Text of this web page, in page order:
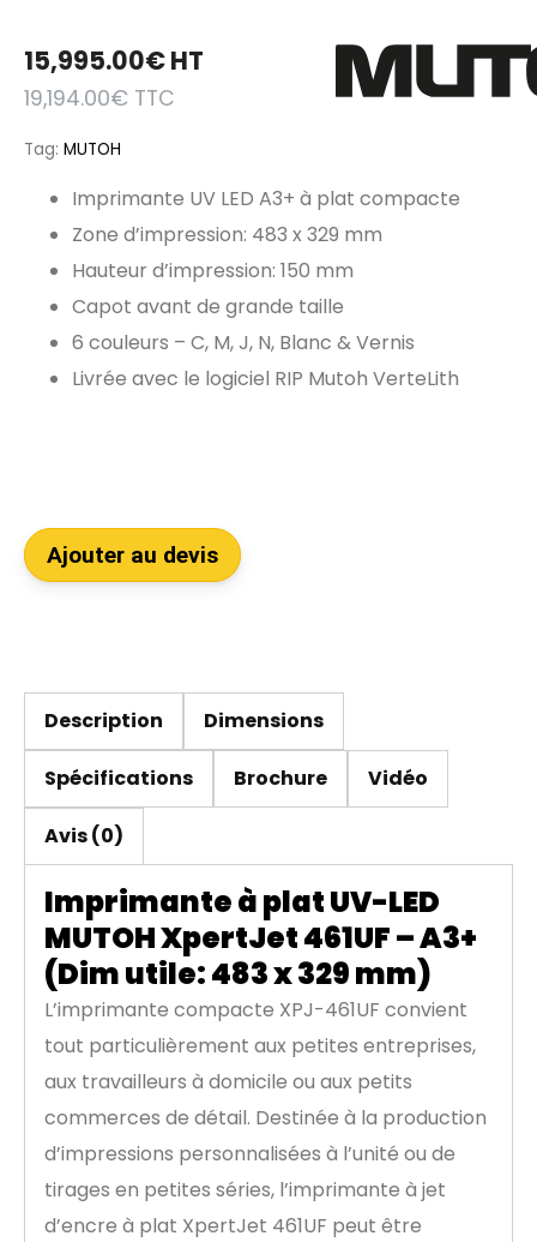
15,995.00€HT
19,194.00€ TTC
Tag: MUTOH
Imprimante UV LED A3+ à plat compacte
Zone d’impression: 483 x 329 mm
Hauteur d’impression: 150 mm
Capot avant de grande taille
6 couleurs – C, M, J, N, Blanc & Vernis
Livrée avec le logiciel RIP Mutoh VerteLith
Ajouter au devis
Description Dimensions
Spécifications Brochure Vidéo
Avis (0)
Imprimante à plat UV-LED
MUTOH XpertJet 461UF – A3+
(Dim utile: 483 x 329 mm)
L’imprimante compacte XPJ-461UF convient
tout particulièrement aux petites entreprises,
aux travailleurs à domicile ou aux petits
commerces de détail. Destinée à la production
d’impressions personnalisées à l’unité ou de
tirages en petites séries, l’imprimante à jet
d’encre à plat XpertJet 461UF peut être